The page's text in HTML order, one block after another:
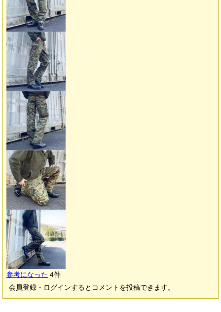
参考になった 4件
会員登録・ログインするとコメントを投稿できます。